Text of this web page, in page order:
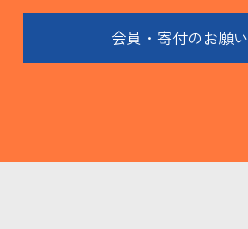
会員・寄付のお願い